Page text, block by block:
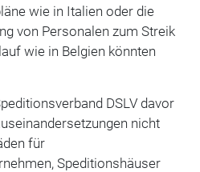
wie in Italien oder die
von Personalen zum Streik
wie in Belgien könnten
DSLV davor
nicht
für
Speditionshäuser